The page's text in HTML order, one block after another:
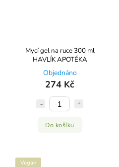
Mycí gel na ruce 300 ml
HAVLÍK APOTÉKA
Objednáno
274 Kč
Do košíku
Vegan